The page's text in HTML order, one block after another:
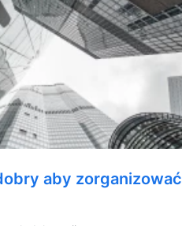
aby zorganizować